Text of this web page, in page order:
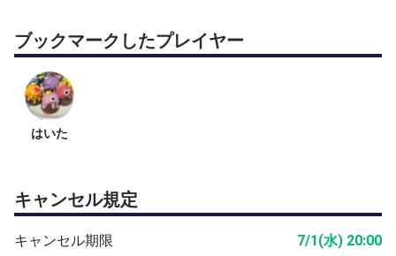
ブックマークしたプレイヤー
はいた
キャンセル規定
キャンセル期限 7/1(水) 20:00